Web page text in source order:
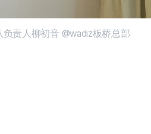
责人柳初音 @wadiz板桥总部